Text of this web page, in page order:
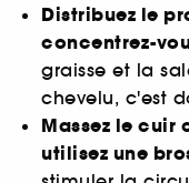
Distribuez le
concentrez-
graisse et la
chevelu, c'est
Massez le cuir
utilisez une